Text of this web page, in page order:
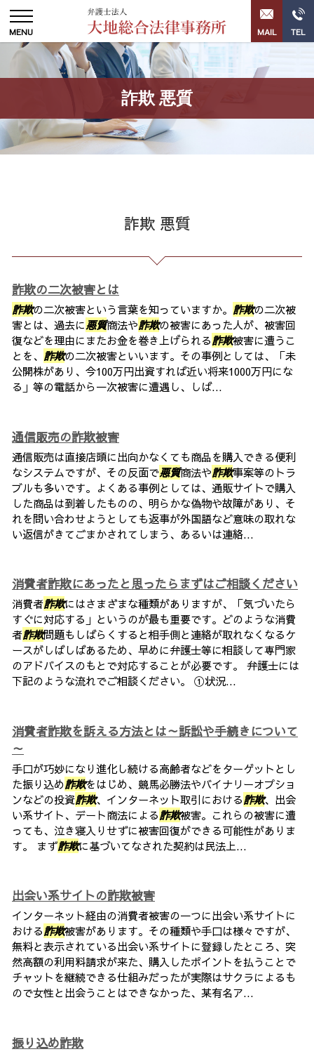
詐欺 悪質
詐欺 悪質
詐欺の二次被害とは
詐欺の二次被害という言葉を知っていますか。 詐欺の二次被
害とは、過去に悪質商法や詐欺の被害にあった人が、被害回
復などを理由にまたお金を巻き上げられる詐欺被害に遭うこ
とを、 詐欺の二次被害といいます。その事例としては、「未
公開株があり、今100万円出資すれば近い将来1000万円にな
る」等の電話から一次被害に遭遇し、しば...
通信販売の詐欺被害
通信販売は直接店頭に出向かなくても商品を購入できる便利
なシステムですが、その反面で悪質商法や詐欺事案等のトラ
ブルも多いです。よくある事例としては、通販サイトで購入
した商品は到着したものの、明らかな偽物や故障があり、そ
れを問い合わせようとしても返事が外国語など意味の取れな
い返信がきてごまかされてしまう、あるいは連絡...
消費者詐欺にあったと思ったらまずはご相談ください
消費者詐欺にはさまざまな種類がありますが、「気づいたら
すぐに対応する」というのが最も重要です。どのような消費
者詐欺問題もしばらくすると相手側と連絡が取れなくなるケ
ースがしばしばあるため、早めに弁護士等に相談して専門家
のアドバイスのもとで対応することが必要です。 弁護士には
下記のような流れでご相談ください。 ①状況...
消費者詐欺を訴える方法とは～訴訟や手続きについて
～
手口が巧妙になり進化し続ける高齢者などをターゲットとし
た振り込め詐欺をはじめ、競馬必勝法やバイナリーオプショ
ンなどの投資詐欺、インターネット取引における詐欺、出会
い系サイト、デート商法による詐欺被害。これらの被害に遭
っても、泣き寝入りせずに被害回復ができる可能性がありま
す。 まず詐欺に基づいてなされた契約は民法上...
出会い系サイトの詐欺被害
インターネット経由の消費者被害の一つに出会い系サイトに
おける詐欺被害があります。その種類や手口は様々ですが、
無料と表示されている出会い系サイトに登録したところ、突
然高額の利用料請求が来た、購入したポイントを払うことで
チャットを継続できる仕組みだったが実際はサクラによるも
ので女性と出会うことはできなかった、某有名ア...
振り込め詐欺